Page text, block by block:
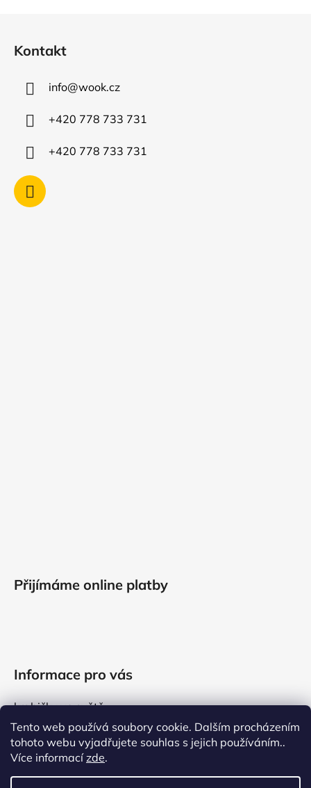
Tento web používá soubory cookie. Dalším procházením
tohoto webu vyjadřujete souhlas s jejich používáním..
Více informacízde.
Kontakt
info@wook.cz
+420 778 733 731
+420 778 733 731
Přijímáme online platby
Informace pro vás
krabičky ve světě
obchodní podmínky
kontakty